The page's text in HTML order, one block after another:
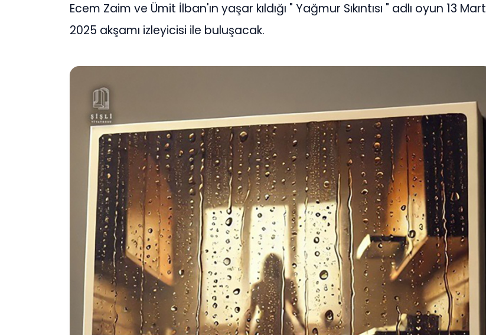
Ecem Zaim ve Ümit İlban'ın yaşar kıldığı " Yağmur Sıkıntısı " adlı oyun 13 Mart
2025 akşamı izleyicisi ile buluşacak.